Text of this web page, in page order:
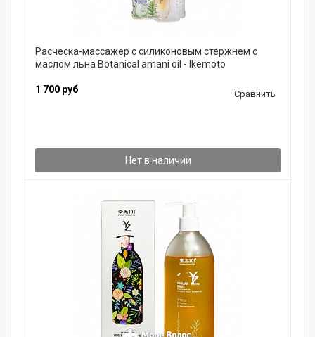
Расческа-массажер с силиконовым стержнем с
маслом льна Botanical amani oil - Ikemoto
1 700 руб Сравнить
Нет в наличии